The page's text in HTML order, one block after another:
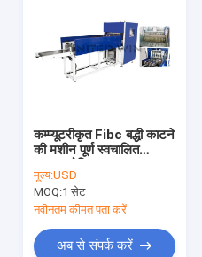
कम्प्यूटरीकृत Fibc बद्धी काटने
की मशीन पूर्ण स्वचालित
मूल्य:USD
MOQ:1 सेट
नवीनतम कीमत पता करें
अब से संपर्क करें